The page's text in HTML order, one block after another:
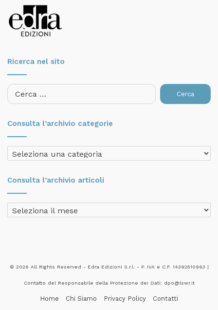
Ricerca nel sito
Ricerca
per:
Consulta l’archivio categorie
Consulta
l’archivio
Consulta l’archivio articoli
Consulta
l’archivio
© 2026 All Rights Reserved - Edra Edizioni S.r.l. - P. IVA e C.F. 14392510963 |
Contatto del Responsabile della Protezione dei Dati: dpo@lswr.it
Home Chi Siamo Privacy Policy Contatti